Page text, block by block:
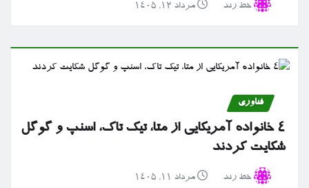
خط رند مرداد ۱۲, ۱۴۰۵
فناوری
۴ خانواده آمریکایی از متا، تیک تاک، اسنپ و گوگل
شکایت کردند
خط رند مرداد ۱۱, ۱۴۰۵